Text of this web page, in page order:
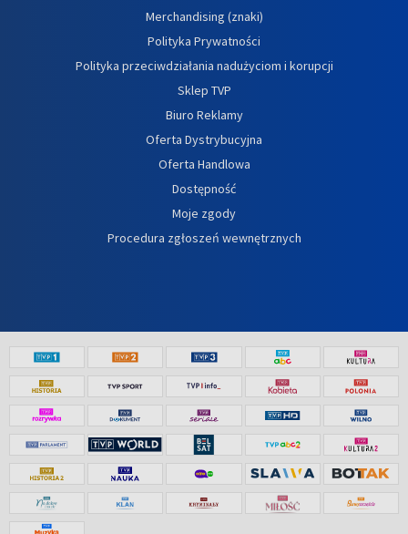
Merchandising (znaki)
Polityka Prywatności
Polityka przeciwdziałania nadużyciom i korupcji
Sklep TVP
Biuro Reklamy
Oferta Dystrybucyjna
Oferta Handlowa
Dostępność
Moje zgody
Procedura zgłoszeń wewnętrznych